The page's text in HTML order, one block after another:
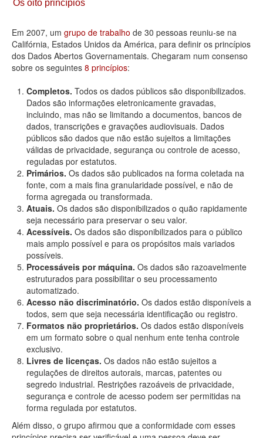
Os oito princípios
Em 2007, um grupo de trabalho de 30 pessoas reuniu-se na
Califórnia, Estados Unidos da América, para definir os princípios
dos Dados Abertos Governamentais. Chegaram num consenso
sobre os seguintes 8 princípios:
Completos. Todos os dados públicos são disponibilizados.
Dados são informações eletronicamente gravadas,
incluindo, mas não se limitando a documentos, bancos de
dados, transcrições e gravações audiovisuais. Dados
públicos são dados que não estão sujeitos a limitações
válidas de privacidade, segurança ou controle de acesso,
reguladas por estatutos.
Primários. Os dados são publicados na forma coletada na
fonte, com a mais fina granularidade possível, e não de
forma agregada ou transformada.
Atuais. Os dados são disponibilizados o quão rapidamente
seja necessário para preservar o seu valor.
Acessíveis. Os dados são disponibilizados para o público
mais amplo possível e para os propósitos mais variados
possíveis.
Processáveis por máquina. Os dados são razoavelmente
estruturados para possibilitar o seu processamento
automatizado.
Acesso não discriminatório. Os dados estão disponíveis a
todos, sem que seja necessária identificação ou registro.
Formatos não proprietários. Os dados estão disponíveis
em um formato sobre o qual nenhum ente tenha controle
exclusivo.
Livres de licenças. Os dados não estão sujeitos a
regulações de direitos autorais, marcas, patentes ou
segredo industrial. Restrições razoáveis de privacidade,
segurança e controle de acesso podem ser permitidas na
forma regulada por estatutos.
Além disso, o grupo afirmou que a conformidade com esses